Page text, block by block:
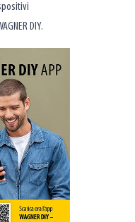
DIY.